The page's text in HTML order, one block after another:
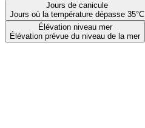
Jours de canicule
Jours où la température dépasse 35°C
Élévation niveau mer
Élévation prévue du niveau de la mer